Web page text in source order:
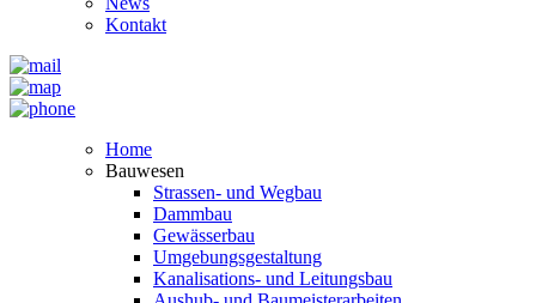
Kontakt
Home
Bauwesen
Strassen- und Wegbau
Dammbau
Gewässerbau
Umgebungsgestaltung
Kanalisations- und Leitungsbau